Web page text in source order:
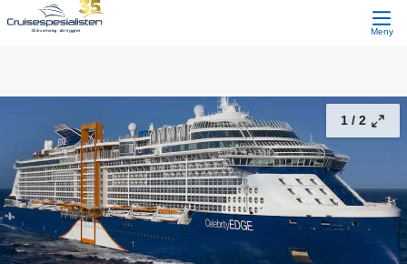
Meny
Fortsett
1 / 2